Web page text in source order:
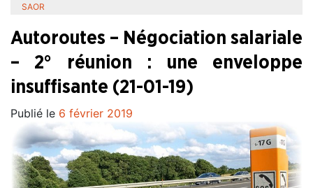
SAOR
Autoroutes – Négociation salariale
– 2° réunion : une enveloppe
insuffisante (21-01-19)
Publié le 6 février 2019